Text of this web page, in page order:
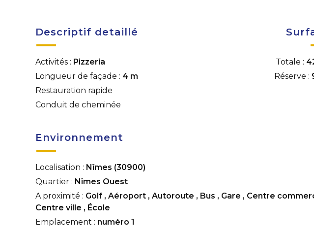
Descriptif detaillé
Activités : Pizzeria
Longueur de façade : 4 m
Restauration rapide
Conduit de cheminée
Totale :
Réserve :
Environnement
Localisation : Nîmes (30900)
Quartier : Nîmes Ouest
A proximité : Golf , Aéroport , Autoroute , Bus , Gare , Centre
Centre ville , École
Emplacement : numéro 1